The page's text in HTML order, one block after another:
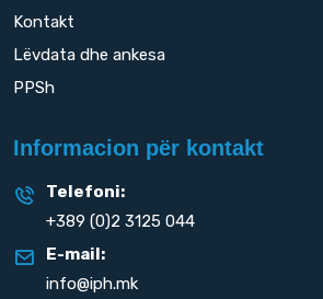
Kontakt
Lëvdata dhe ankesa
PPSh
Informacion për kontakt
Telefoni:
+389 (0)2 3125 044
E-mail:
info@iph.mk